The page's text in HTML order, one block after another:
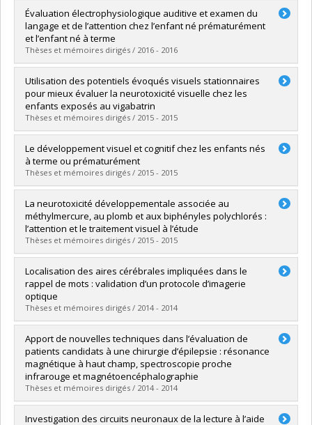
Diplômé(e) :Chamard, Emilie
Cycle :Doctorat
Diplôme obtenu :Ph. D.
Lien vers le document dans Papyrus
Évaluation électrophysiologique auditive et examen du
langage et de l’attention chez l’enfant né prématurément
et l’enfant né à terme
Thèses et mémoires dirigés / 2016 - 2016
Diplômé(e) :Paquette, Natacha
Cycle :Doctorat
Diplôme obtenu :Ph. D.
Lien vers le document dans Papyrus
Utilisation des potentiels évoqués visuels stationnaires
pour mieux évaluer la neurotoxicité visuelle chez les
enfants exposés au vigabatrin
Thèses et mémoires dirigés / 2015 - 2015
Diplômé(e) :Hébert-Lalonde, Noémie
Cycle :Doctorat
Diplôme obtenu :Ph. D.
Lien vers le document dans Papyrus
Le développement visuel et cognitif chez les enfants nés
à terme ou prématurément
Thèses et mémoires dirigés / 2015 - 2015
Diplômé(e) :Sayeur, Mélissa Sue
Cycle :Doctorat
Diplôme obtenu :Ph. D.
Lien vers le document dans Papyrus
La neurotoxicité développementale associée au
méthylmercure, au plomb et aux biphényles polychlorés :
l’attention et le traitement visuel à l’étude
Thèses et mémoires dirigés / 2015 - 2015
Diplômé(e) :Ethier, Audrey-Anne
Cycle : Doctorat
Diplôme obtenu :
Lien vers le document dans Papyrus
Localisation des aires cérébrales impliquées dans le
rappel de mots : validation d’un protocole d’imagerie
optique
Thèses et mémoires dirigés / 2014 - 2014
Diplômé(e) :Lefrançois, Mélanie
Cycle :Maîtrise
Diplôme obtenu :M. Sc.
Lien vers le document dans Papyrus
Apport de nouvelles techniques dans l’évaluation de
patients candidats à une chirurgie d’épilepsie : résonance
magnétique à haut champ, spectroscopie proche
infrarouge et magnétoencéphalographie
Thèses et mémoires dirigés / 2014 - 2014
Diplômé(e) : Nguyen, Dang Khoa
Investigation des circuits neuronaux de la lecture à l’aide